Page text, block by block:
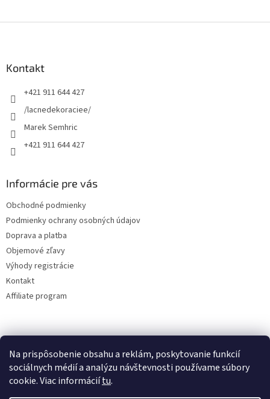
Na prispôsobenie obsahu a reklám, poskytovanie funkcií
sociálnych médií a analýzu návštevnosti používame súbory
cookie. Viac informáciítu.
Kontakt
+421 911 644 427
/lacnedekoraciee/
Marek Semhric
+421 911 644 427
Informácie pre vás
Obchodné podmienky
Podmienky ochrany osobných údajov
Doprava a platba
Objemové zľavy
Výhody registrácie
Kontakt
Affiliate program